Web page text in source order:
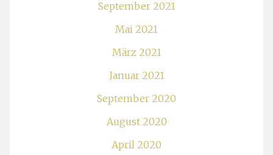
September 2021
Mai 2021
März 2021
Januar 2021
September 2020
August 2020
April 2020